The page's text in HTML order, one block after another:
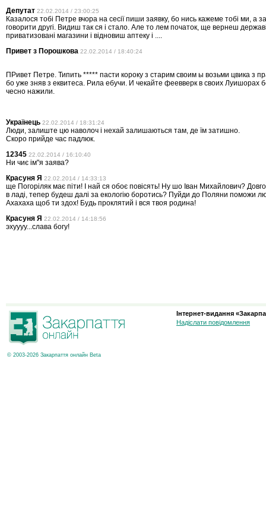
Депутат 22.02.2014 / 23:00:25
Казалося тобі Петре вчора на сесії пиши заявку, бо нись кажеме тобі ми, а
говорити другі. Видиш так ся і стало. Але то лем початок, ще вернеш
приватизовані магазини і відновиш аптеку і ....
Привет з Порошкова 22.02.2014 / 18:40:24
ПРивет Петре. Типить ***** пасти короку з старим своим ы возьми цвика з
бо уже зняв з еквитеса. Рила ебучи. И чекайте феевверк в своих Луишорах
чесно нажили.
Українець 22.02.2014 / 18:31:24
Люди, залиште цю наволоч і нехай залишаються там, де їм затишно.
Скоро прийде час падлюк.
12345 22.02.2014 / 16:10:40
Ни чиє ім"я заява?
Красуня Я 22.02.2014 / 14:33:13
ще Погорiляк має пiти! I най ся обоє повiсять! Ну шо Iван Михайлович?
в ладi, тепер будеш далi за екологiю боротись? Пуйди до Поляни поможи
Ахахаха щоб ти здох! Будь проклятий і вся твоя родина!
Красуня Я 22.02.2014 / 14:18:56
эхуууу...слава богу!
© 2003-2026 Закарпаття онлайн Beta
Інтернет-видання
Надіслати повідомлення